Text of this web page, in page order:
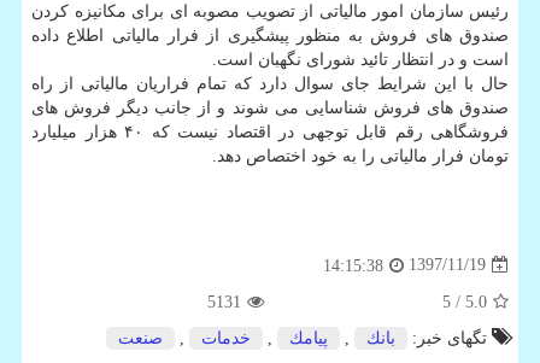
رئیس سازمان امور مالیاتی از تصویب مصوبه ای برای مكانیزه كردن
صندوق های فروش به منظور پیشگیری از فرار مالیاتی اطلاع داده
است و در انتظار تائید شورای نگهبان است.
حال با این شرایط جای سوال دارد كه تمام فراریان مالیاتی از راه
صندوق های فروش شناسایی می شوند و از جانب دیگر فروش های
فروشگاهی رقم قابل توجهی در اقتصاد نیست كه ۴۰ هزار میلیارد
تومان فرار مالیاتی را به خود اختصاص دهد.
1397/11/19
14:15:38
5.0
/ 5
5131
تگهای خبر:
بانك پیامك خدمات صنعت